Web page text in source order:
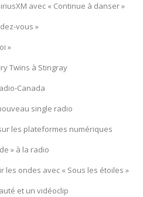
avec « Continue à danser »
vous »
»
Twïns à Stingray
Canada
single radio
les plateformes numériques
» à la radio
les ondes avec « Sous les étoiles »
et un vidéoclip